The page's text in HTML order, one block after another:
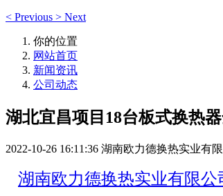
< Previous > Next
你的位置
网站首页
新闻资讯
公司动态
湖北宜昌项目18台板式换热
2022-10-26 16:11:36 湖南欧力德换热实业有限
湖南欧力德换热实业有限公